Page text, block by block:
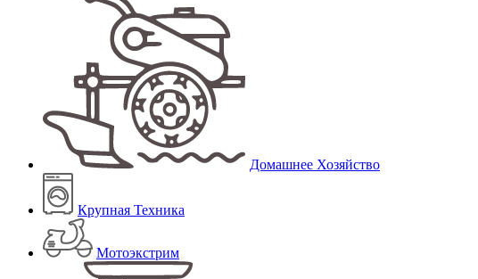
Домашнее Хозяйство
Крупная Техника
Мотоэкстрим